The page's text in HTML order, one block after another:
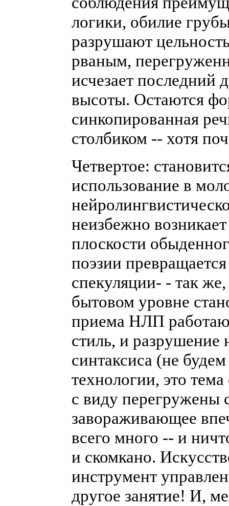
логики, обилие
разрушают
рваным,
исчезает последний
высоты. Остаются
синкопированная
столбиком -- хотя
Четвертое:
использование в
неизбежно
плоскости
поэзии
спекуляции- - так
бытовом уровне
приема НЛП
стиль, и разрушение
синтаксиса (не
технологии, это
с виду перегружены
завораживающее
всего много -- и
и скомкано.
инструмент
другое занятие! И,